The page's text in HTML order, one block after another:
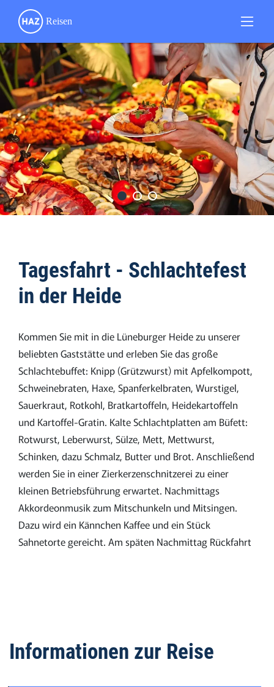
Tagesfahrt - Schlachtefest
in der Heide
Kommen Sie mit in die Lüneburger Heide zu unserer
beliebten Gaststätte und erleben Sie das große
Schlachtebuffet: Knipp (Grützwurst) mit Apfelkompott,
Schweinebraten, Haxe, Spanferkelbraten, Wurstigel,
Sauerkraut, Rotkohl, Bratkartoffeln, Heidekartoffeln
und Kartoffel-Gratin. Kalte Schlachtplatten am Büfett:
Rotwurst, Leberwurst, Sülze, Mett, Mettwurst,
Schinken, dazu Schmalz, Butter und Brot. Anschließend
werden Sie in einer Zierkerzenschnitzerei zu einer
kleinen Betriebsführung erwartet. Nachmittags
Akkordeonmusik zum Mitschunkeln und Mitsingen.
Dazu wird ein Kännchen Kaffee und ein Stück
Sahnetorte gereicht. Am späten Nachmittag Rückfahrt
Informationen zur Reise